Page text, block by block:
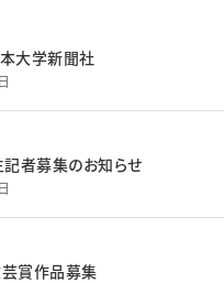
大学新聞社
者募集のお知らせ
賞作品募集